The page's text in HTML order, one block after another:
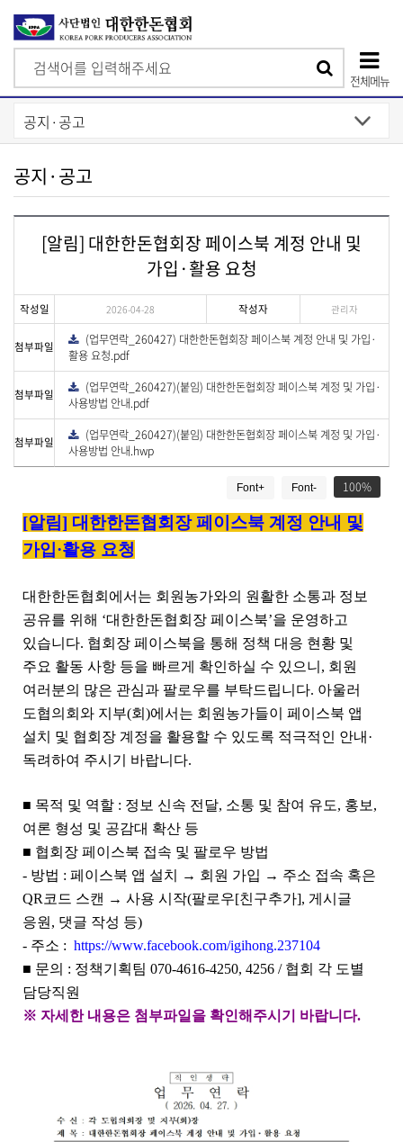
색
전체메뉴
상
단
모
바
일
공지·공고
물
상
로
제
목
작
성
성
부
파
내
용
을
제
합
[알림] 대한한돈협회장 페이스북 계정 안내 및
가입·활용 요청
작성일 2026-04-28 작성자 관리자
첨부파일
다
운
로
드
(업무연락_260427) 대한한돈협회장 페이스북 계정 안내 및 가입·
활용 요청.pdf
첨부파일
다
운
로
드
(업무연락_260427)(붙임) 대한한돈협회장 페이스북 계정 및 가입·
사용방법 안내.pdf
첨부파일
다
운
로
드
(업무연락_260427)(붙임) 대한한돈협회장 페이스북 계정 및 가입·
사용방법 안내.hwp
100
Font+ Font-
[알림] 대한한돈협회장 페이스북 계정 안내 및
가입·활용 요청
대한한돈협회에서는 회원농가와의 원활한 소통과 정보
공유를 위해 ‘대한한돈협회장 페이스북’을 운영하고
있습니다. 협회장 페이스북을 통해 정책 대응 현황 및
주요 활동 사항 등을 빠르게 확인하실 수 있으니 , 회원
여러분의 많은 관심과 팔로우를 부탁드립니다. 아울러
도협의회와 지부(회)에서는 회원농가들이 페이스북 앱
설치 및 협회장 계정을 활용할 수 있도록 적극적인 안내·
독려하여 주시기 바랍니다.
■ 목적 및 역할 : 정보 신속 전달, 소통 및 참여 유도, 홍보 ,
여론 형성 및 공감대 확산 등
■ 협회장 페이스북 접속 및 팔로우 방법
- 방법 : 페이스북 앱 설치 → 회원 가입 → 주소 접속 혹은
QR코드 스캔 → 사용 시작(팔로우[친구추가], 게시글
응원 , 댓글 작성 등)
- 주소 : https://www.facebook.com/igihong.237104
■ 문의 : 정책기획팀 070-4616-4250, 4256 / 협회 각 도별
담당직원
※ 자세한 내용은 첨부파일을 확인해주시기 바랍니다.